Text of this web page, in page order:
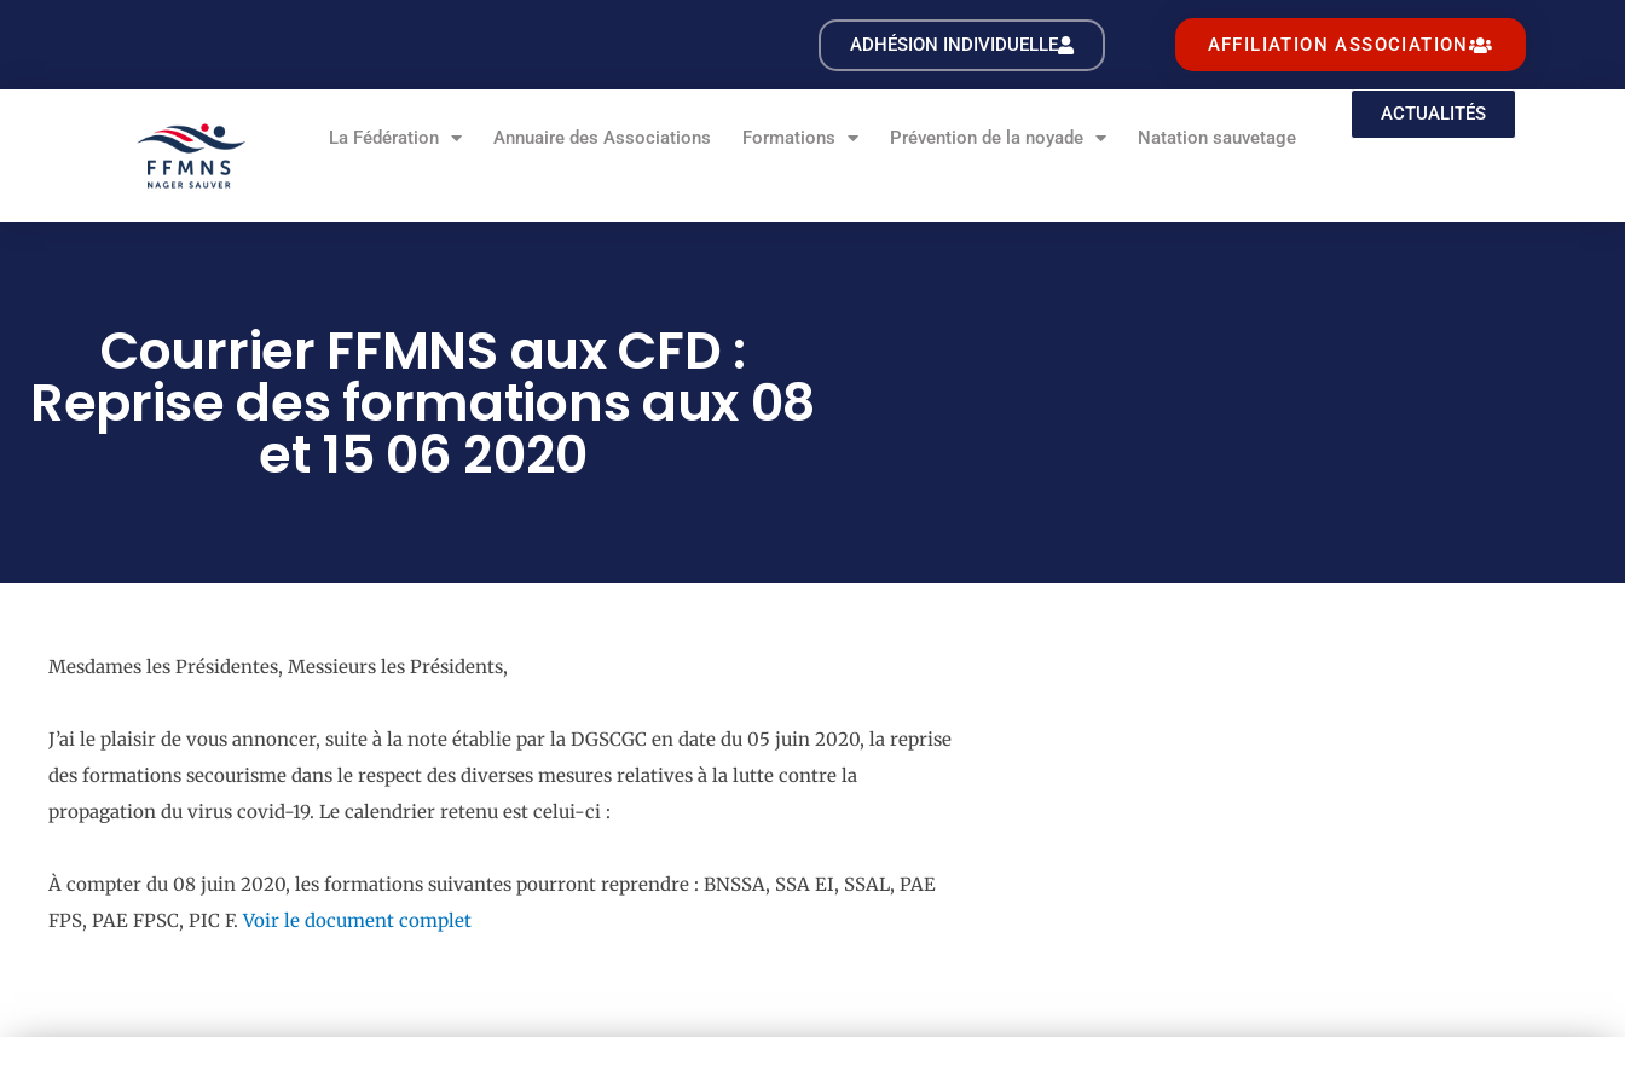
ADHÉSION INDIVIDUELLE AFFILIATION ASSOCIATION
La Fédération Annuaire des Associations Formations Prévention de la noyade Natation sauvetage
ACTUALITÉS
Courrier FFMNS aux CFD :
Reprise des formations aux 08
et 15 06 2020
Mesdames les Présidentes, Messieurs les Présidents,
J’ai le plaisir de vous annoncer, suite à la note établie par la DGSCGC en date du 05 juin 2020, la reprise
des formations secourisme dans le respect des diverses mesures relatives à la lutte contre la
propagation du virus covid-19. Le calendrier retenu est celui-ci :
À compter du 08 juin 2020, les formations suivantes pourront reprendre : BNSSA, SSA EI, SSAL, PAE
FPS, PAE FPSC, PIC F.Voir le document complet